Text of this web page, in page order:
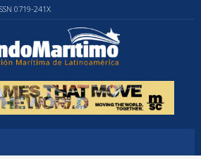
0719-241X